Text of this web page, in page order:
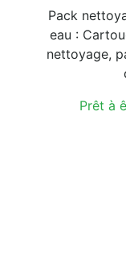
Pack
eau :
nettoyage,
Prêt à